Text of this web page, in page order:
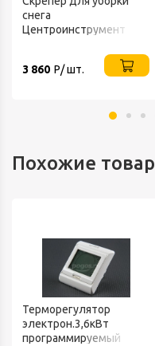
снега
Центроинструмент
3 860 Р/ шт.
Похожие
Терморегулятор
электрон.3,6кВт
программируемый